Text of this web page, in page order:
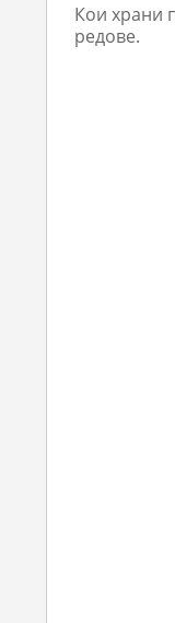
Кои храни
редове.